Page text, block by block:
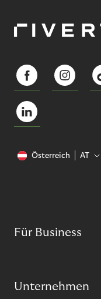
Österreich AT
Für Business
Unternehmen